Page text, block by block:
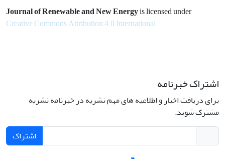
Journal of Renewable and New Energyis licensed under
Creative Commons Attribution 4.0 International
اشتراک خبرنامه
برای دریافت اخبار و اطلاعیه های مهم نشریه در خبرنامه نشریه
مشترک شوید.
اشتراک